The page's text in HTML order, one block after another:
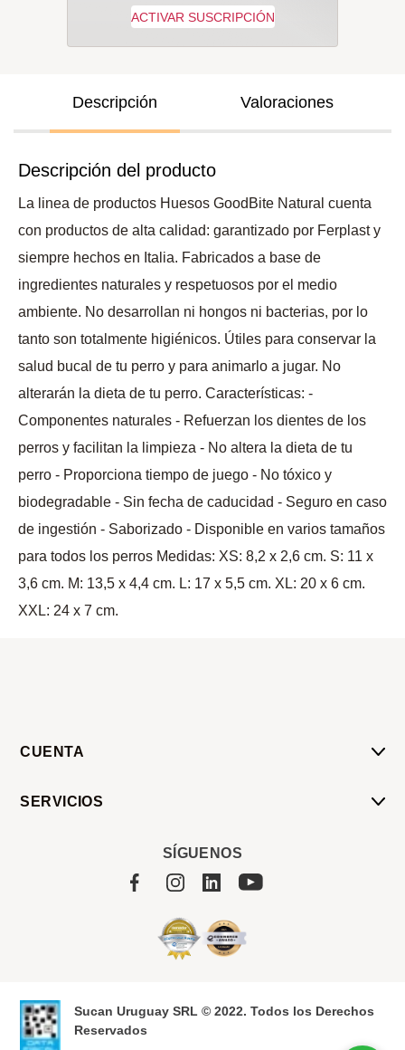
Descripción Valoraciones
Descripción del producto
La linea de productos Huesos GoodBite Natural cuenta
con productos de alta calidad: garantizado por Ferplast y
siempre hechos en Italia. Fabricados a base de
ingredientes naturales y respetuosos por el medio
ambiente. No desarrollan ni hongos ni bacterias, por lo
tanto son totalmente higiénicos. Útiles para conservar la
salud bucal de tu perro y para animarlo a jugar. No
alterarán la dieta de tu perro. Características: -
Componentes naturales - Refuerzan los dientes de los
perros y facilitan la limpieza - No altera la dieta de tu
perro - Proporciona tiempo de juego - No tóxico y
biodegradable - Sin fecha de caducidad - Seguro en caso
de ingestión - Saborizado - Disponible en varios tamaños
para todos los perros Medidas: XS: 8,2 x 2,6 cm. S: 11 x
3,6 cm. M: 13,5 x 4,4 cm. L: 17 x 5,5 cm. XL: 20 x 6 cm.
XXL: 24 x 7 cm.
CUENTA
SERVICIOS
SÍGUENOS
Sucan Uruguay SRL © 2022. Todos los Derechos
Reservados